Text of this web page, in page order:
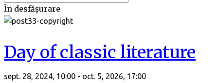
În desfășurare
Day of classic literature
sept. 28, 2024, 10:00 - oct. 5, 2026, 17:00